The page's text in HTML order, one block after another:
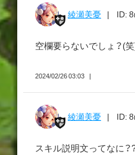
綾瀬美憂 ID:
空欄要らないでしょ？(
2024/02/26 03:03
綾瀬美憂 ID:
スキル説明文ってなに？